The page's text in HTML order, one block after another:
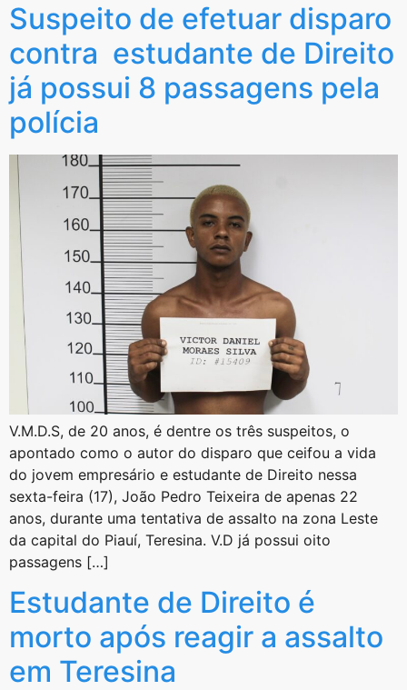
Suspeito de efetuar disparo
contra estudante de Direito
já possui 8 passagens pela
polícia
V.M.D.S, de 20 anos, é dentre os três suspeitos, o
apontado como o autor do disparo que ceifou a vida
do jovem empresário e estudante de Direito nessa
sexta-feira (17), João Pedro Teixeira de apenas 22
anos, durante uma tentativa de assalto na zona Leste
da capital do Piauí, Teresina. V.D já possui oito
passagens […]
Estudante de Direito é
morto após reagir a assalto
em Teresina